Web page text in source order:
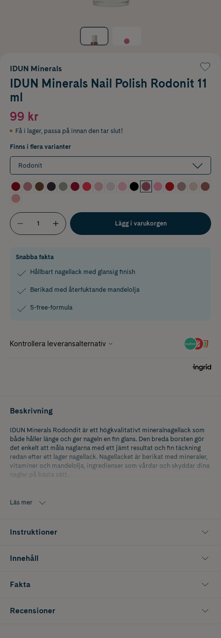
IDUN Minerals
IDUN Minerals Nail Polish Rodonit 11
ml
99 kr
Få i lager, passa på innan den tar slut!
Finns i flera varianter
Rodonit
Lägg i varukorgen
Snabba fakta
Hållbart nagellack med glansig finish
Berikad med återfuktande mandelolja
5-free-formula
Beskrivning
IDUN Minerals Rodondit är ett högkvalitativt mineralnagellack som
både håller länge och ger nageln en fin glans. Den breda borsten gör
det enkelt att måla naglarna med ett jämt resultat och fin täckning
redan efter ett lager nagellack. Nagellacket är berikat med mineraler,
vitaminer och mandelolja, ingredienser som vårdar och skyddar dina
naglar på bästa sätt.
tagit bort fem kemikalier som kan vara skadliga för hälsan. 100%
rekommenderar vi att du använder ett bas- och topplack i samma
Läs mer
Instruktioner
Innehåll
Fakta
Recensioner